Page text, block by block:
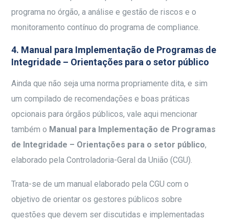
programa no órgão, a análise e gestão de riscos e o
monitoramento contínuo do programa de compliance.
4. Manual para Implementação de Programas de
Integridade – Orientações para o setor público
Ainda que não seja uma norma propriamente dita, e sim
um compilado de recomendações e boas práticas
opcionais para órgãos públicos, vale aqui mencionar
também o Manual para Implementação de Programas
de Integridade – Orientações para o setor público,
elaborado pela Controladoria-Geral da União (CGU).
Trata-se de um manual elaborado pela CGU com o
objetivo de orientar os gestores públicos sobre
questões que devem ser discutidas e implementadas